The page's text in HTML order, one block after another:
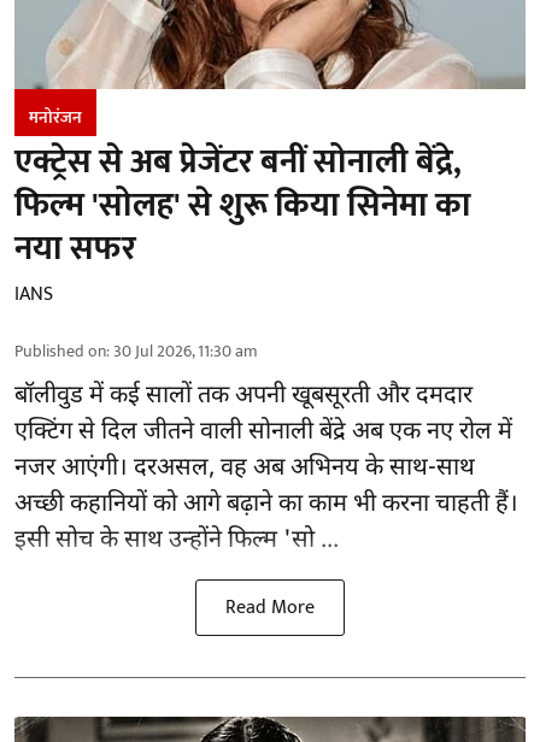
मनोरंजन
एक्ट्रेस से अब प्रेजेंटर बनीं सोनाली बेंद्रे,
फिल्म 'सोलह' से शुरू किया सिनेमा का
नया सफर
IANS
Published on:30 Jul 2026, 11:30 am
बॉलीवुडमें कई सालों तक अपनी खूबसूरती और दमदार
एक्टिंग से दिल जीतने वाली सोनाली बेंद्रे अब एक नए रोल में
नजर आएंगी। दरअसल, वह अब अभिनय के साथ-साथ
अच्छी कहानियों को आगे बढ़ाने का काम भी करना चाहती हैं।
इसी सोच के साथ उन्होंने फिल्म 'सो ...
Read More